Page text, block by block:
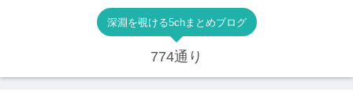
深淵を覗ける5chまとめブログ
774通り